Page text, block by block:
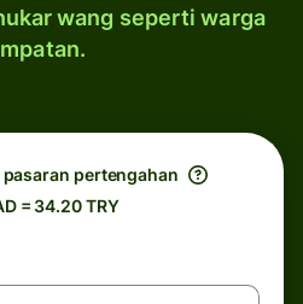
wang seperti warga
pertengahan
= 34.20 TRY